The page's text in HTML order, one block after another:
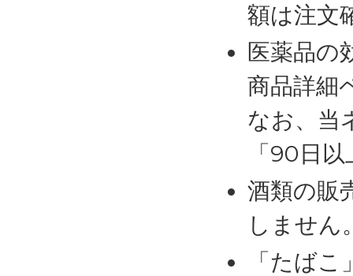
額は注文
医薬品の
商品詳細
なお、当
「90日
酒類の販
しません
「たば